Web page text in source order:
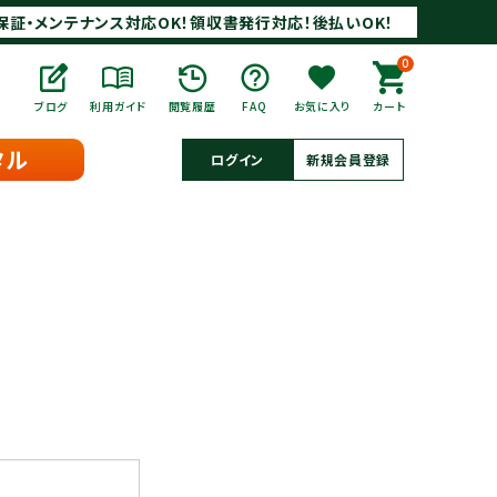
証・メンテナンス対応OK！領収書発行対応！後払いOK！
ブログ 利用ガイド 閲覧履歴 FAQ お気に入り
0
カート
ル ログイン 新規会員登録